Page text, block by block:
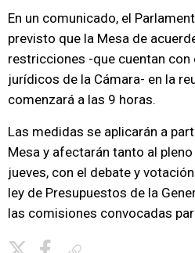
En un comunicado, el
previsto que la Mesa de
restricciones -que cuentan con
jurídicos de la Cámara- en la
comenzará a las 9 horas.
Las medidas se aplicarán a
Mesa y afectarán tanto al
jueves, con el debate y
ley de Presupuestos de la
las comisiones convocadas